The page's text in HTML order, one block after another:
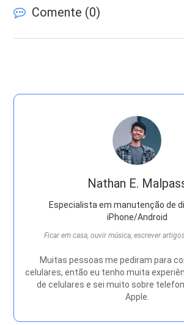
Comente (0)
Nathan E.
Especialista em manutenção de
iPhone/Android
Ficar em casa, ouvir música, escrever
Muitas pessoas me pediram para
celulares, então eu tenho muita
de celulares e sei muito sobre
Apple.